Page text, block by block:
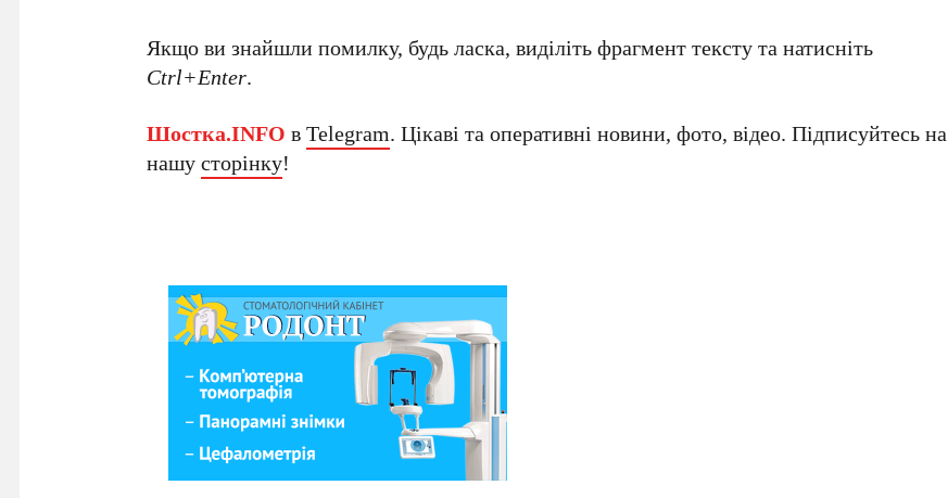
Якщо ви знайшли помилку, будь ласка, виділіть фрагмент тексту та натисніть
Ctrl+Enter.
Шостка.INFO вTelegram. Цікаві та оперативні новини, фото, відео. Підписуйтесь на
нашусторінку!